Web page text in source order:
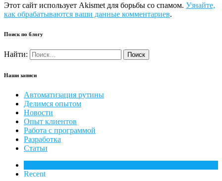
Этот сайт использует Akismet для борьбы со спамом. Узнайте,
как обрабатываются ваши данные комментариев.
Поиск по блогу
Найти:
Наши записи
Автоматизация рутины
Делимся опытом
Новости
Опыт клиентов
Работа с программой
Разработка
Статьи
Recent